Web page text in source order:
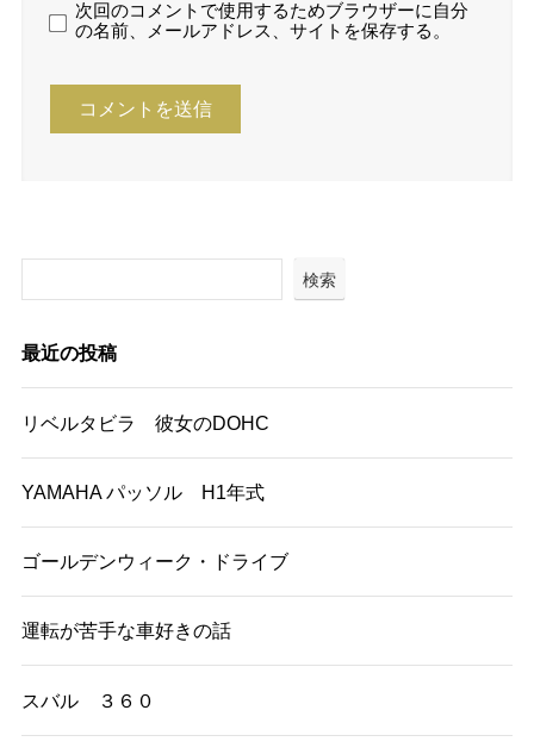
次回のコメントで使用するためブラウザーに自分
の名前、メールアドレス、サイトを保存する。
検索
最近の投稿
リベルタビラ 彼女のDOHC
YAMAHA パッソル H1年式
ゴールデンウィーク・ドライブ
運転が苦手な車好きの話
スバル ３６０